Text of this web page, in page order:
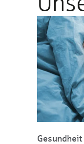
Gesundheit